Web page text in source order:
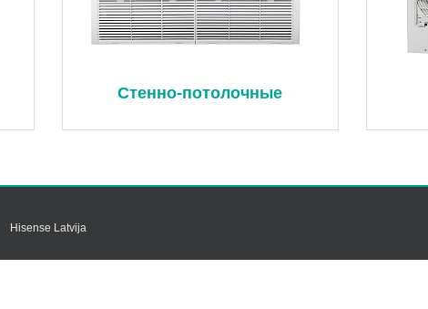
Стенно-потолочные
Hisense Latvija